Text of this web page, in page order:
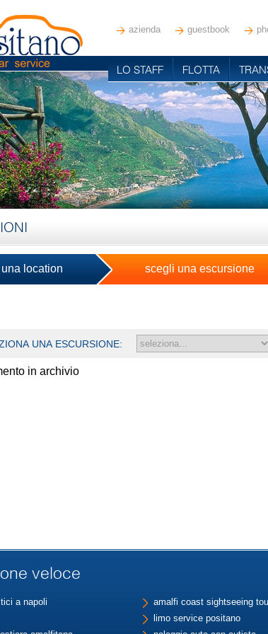
azienda guestbook
LO STAFF FLOTTA
location scegli una escursione
UNA ESCURSIONE:
in archivio
veloce
a napoli
amalfi coast sightseeing
limo service positano